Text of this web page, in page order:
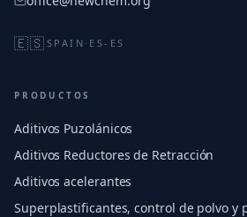
🇪🇸 SPAIN · ES-ES
PRODUCTOS
Aditivos Puzolánicos
Aditivos Reductores de Retracción
Aditivos acelerantes
Superplastificantes, control de polvo y